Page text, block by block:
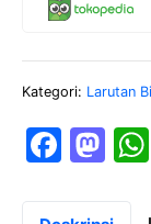
Kategori: Larutan
F
c
M
st